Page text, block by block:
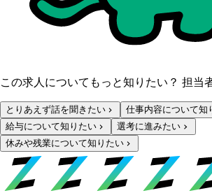
この求人についてもっと知りたい？ 担当
とりあえず話を聞きたい
仕事内容について知
給与について知りたい
選考に進みたい
休みや残業について知りたい